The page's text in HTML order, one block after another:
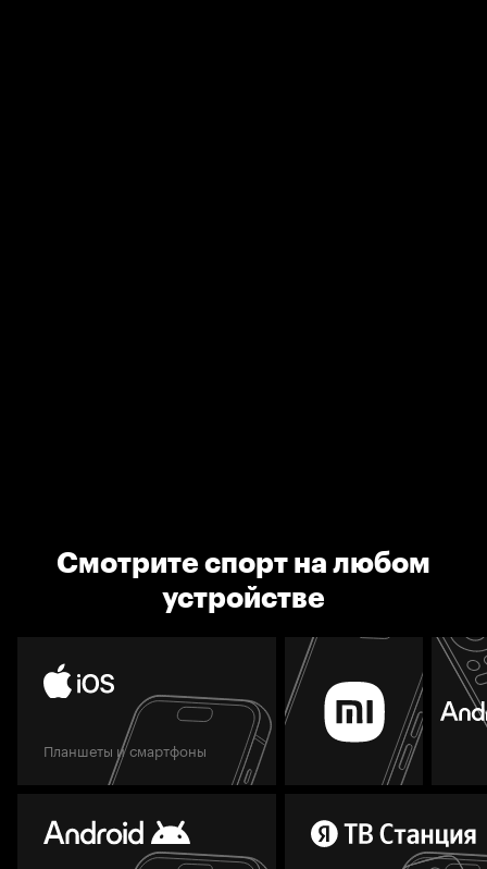
Смотрите спорт на любом
устройстве
Планшеты и смартфоны